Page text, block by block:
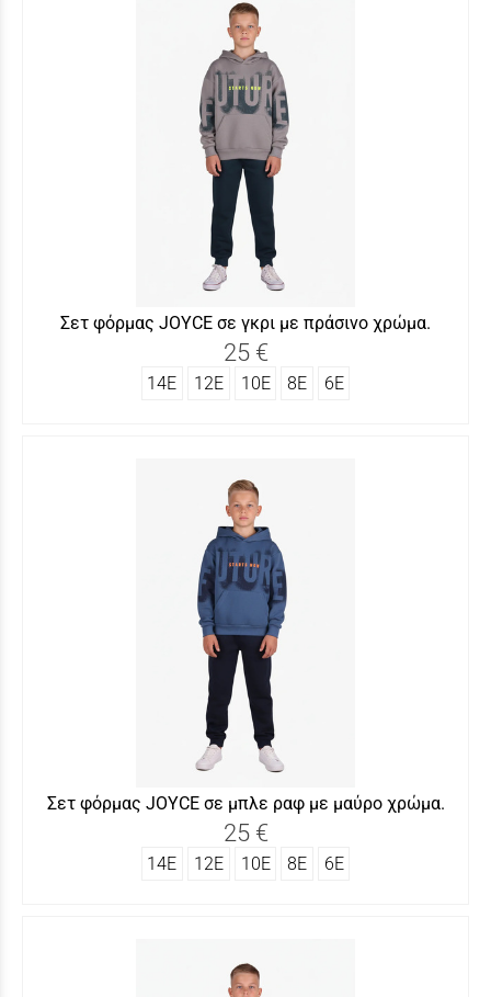
Σετ φόρμας JOYCΕ σε γκρι με πράσινο χρώμα.
25 €
14Ε 12Ε 10Ε 8Ε 6Ε
Σετ φόρμας JOYCΕ σε μπλε ραφ με μαύρο χρώμα.
25 €
14Ε 12Ε 10Ε 8Ε 6Ε